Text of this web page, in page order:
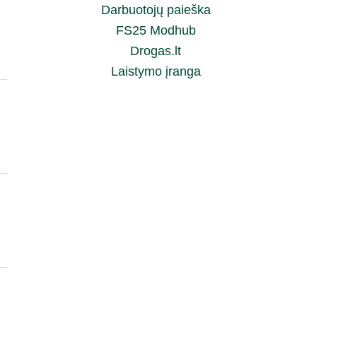
Darbuotojų paieška
FS25 Modhub
Drogas.lt
Laistymo įranga